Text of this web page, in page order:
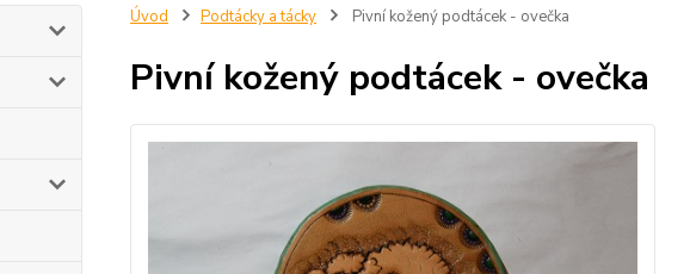
Úvod Podtácky a tácky Pivní kožený podtácek - ovečka
Pivní kožený podtácek - ovečka